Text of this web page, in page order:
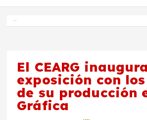
n El Salmantino -
El CEARG
exposición con
de su producción
Gráfica